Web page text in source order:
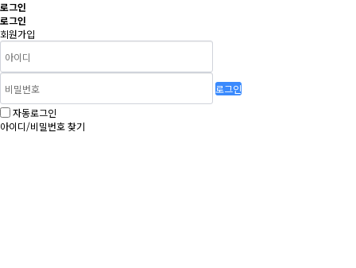
로그인
로그인
회원가입
로그인
자동로그인
아이디/비밀번호 찾기